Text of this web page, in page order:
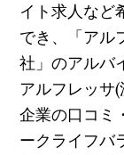
イト求人など
でき、「アル
社」のアルバ
アルフレッサ
企業の口コミ
ークライフバ